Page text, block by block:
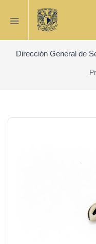
Dirección General de